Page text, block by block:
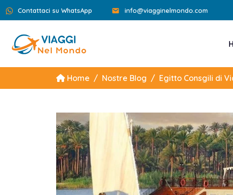
Contattaci su WhatsApp info@viagginelmondo.com
Home Nostre Blog Egitto Consgili di